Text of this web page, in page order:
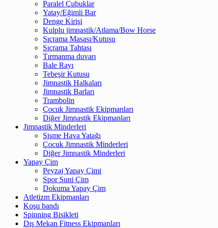
Paralel Çubuklar
Yatay/Eğimli Bar
Denge Kirişi
Kulplu jimnastik/Atlama/Bow Horse
Sıçrama Masası/Kutusu
Sıçrama Tahtası
Tırmanma duvarı
Bale Rayı
Tebeşir Kutusu
Jimnastik Halkaları
Jimnastik Barları
Trambolin
Çocuk Jimnastik Ekipmanları
Diğer Jimnastik Ekipmanları
Jimnastik Minderleri
Şişme Hava Yatağı
Çocuk Jimnastik Minderleri
Diğer Jimnastik Minderleri
Yapay Çim
Peyzaj Yapay Çimi
Spor Suni Çim
Dokuma Yapay Çim
Atletizm Ekipmanları
Koşu bandı
Spinning Bisikleti
Dış Mekan Fitness Ekipmanları